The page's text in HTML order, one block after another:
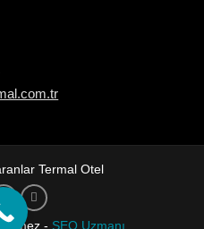
Termal Otel
InstagramYoutube
Ölmez - SEO Uzmanı